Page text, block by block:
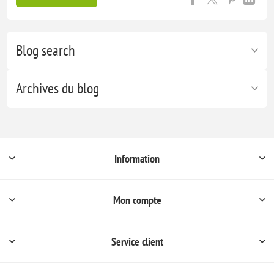
Blog search
Archives du blog
Information
Mon compte
Service client